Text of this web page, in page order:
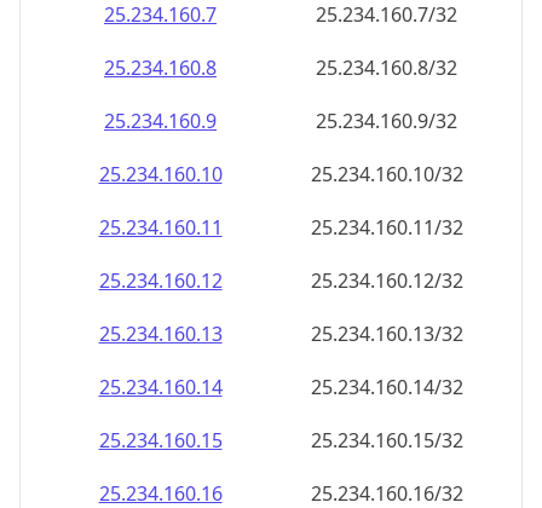
25.234.160.7
25.234.160.7/32
25.234.160.8
25.234.160.8/32
25.234.160.9
25.234.160.9/32
25.234.160.10
25.234.160.10/32
25.234.160.11
25.234.160.11/32
25.234.160.12
25.234.160.12/32
25.234.160.13
25.234.160.13/32
25.234.160.14
25.234.160.14/32
25.234.160.15
25.234.160.15/32
25.234.160.16
25.234.160.16/32